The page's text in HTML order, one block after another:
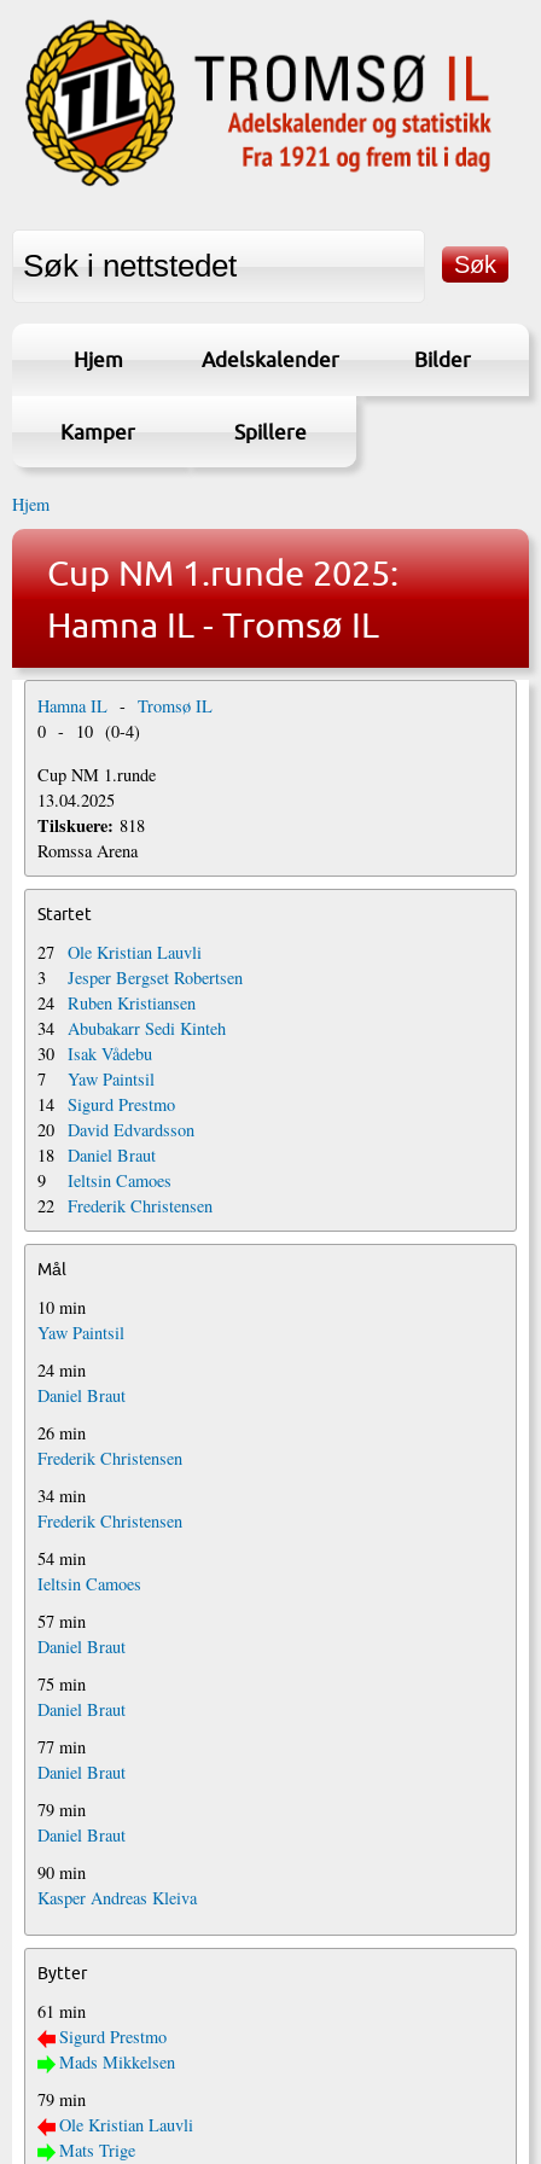
Hjem Adelskalender Bilder
Kamper Spillere
Hjem
Cup NM 1.runde 2025:
Hamna IL - Tromsø IL
Hamna IL - Tromsø IL
0 - 10 (0-4)
Cup NM 1.runde
13.04.2025
Tilskuere: 818
Romssa Arena
Startet
27 Ole Kristian Lauvli
3
Jesper Bergset Robertsen
24 Ruben Kristiansen
34 Abubakarr Sedi Kinteh
30 Isak Vådebu
7
Yaw Paintsil
14 Sigurd Prestmo
20 David Edvardsson
18 Daniel Braut
9
Ieltsin Camoes
22 Frederik Christensen
Mål
10 min
Yaw Paintsil
24 min
Daniel Braut
26 min
Frederik Christensen
34 min
Frederik Christensen
54 min
Ieltsin Camoes
57 min
Daniel Braut
75 min
Daniel Braut
77 min
Daniel Braut
79 min
Daniel Braut
90 min
Kasper Andreas Kleiva
Bytter
61 min
Sigurd Prestmo
Mads Mikkelsen
79 min
Ole Kristian Lauvli
Mats Trige